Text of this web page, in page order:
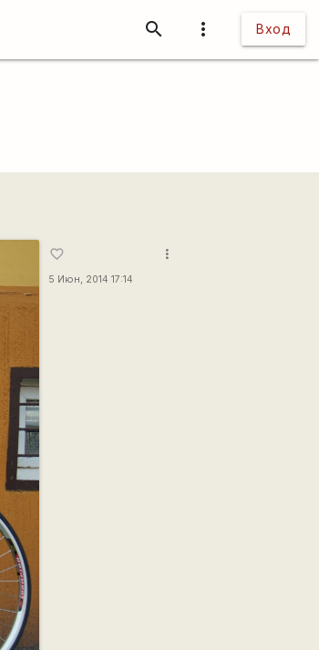
more_vert Вход
search
favorite_border
5 Июн, 2014 17:14
more_vert